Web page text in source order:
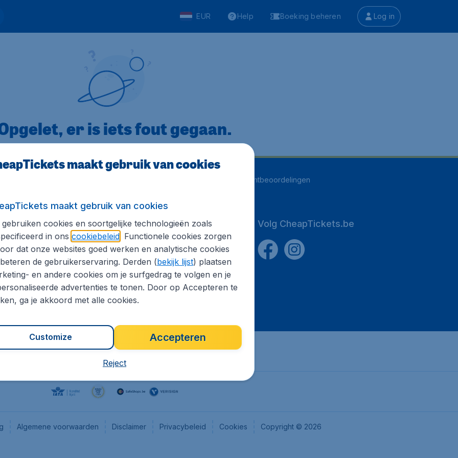
EUR Help Boeking beheren Log in
er is iets fout gegaan.
klantbeoordelingen
informatie
Internationale sites
Flugladen.de
CheapTickets.ch
CheapTickets.nl
CheapTickets.sg
Volg CheapTickets.be
Algemene voorwaarden Disclaimer Privacybeleid Cookies Copyright © 2026
maakt gebruik van cookies
maakt gebruik van cookies
gebruiken cookies en soortgelijke technologieën zoals
in ons cookiebeleid. Functionele cookies zorgen
dat onze websites goed werken en analytische cookies
de gebruikerservaring. Derden (bekijk lijst) plaatsen
en andere cookies om je surfgedrag te volgen en je
advertenties te tonen. Door op Accepteren te
ga je akkoord met alle cookies.
Accepteren
Customize
Reject